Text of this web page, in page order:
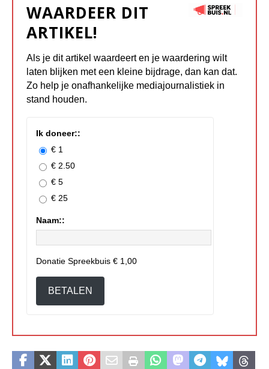
WAARDEER DIT
ARTIKEL!
Als je dit artikel waardeert en je waardering wilt
laten blijken met een kleine bijdrage, dan kan dat.
Zo help je onafhankelijke mediajournalistiek in
stand houden.
Ik doneer::
€ 1
€ 2.50
€ 5
€ 25
Naam::
Donatie Spreekbuis € 1,00
BETALEN